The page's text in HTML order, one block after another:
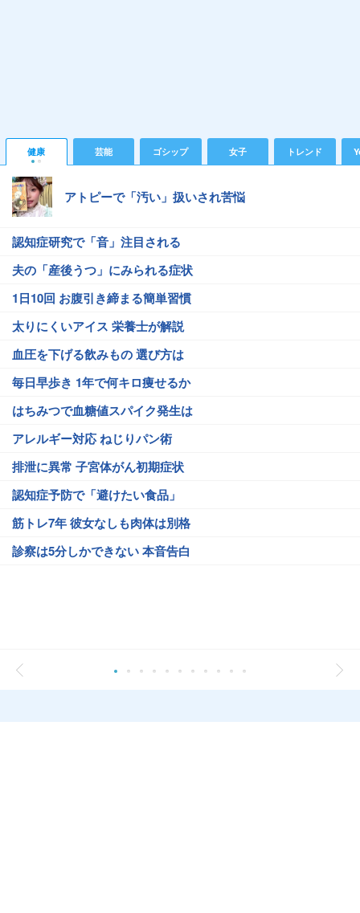
健康 芸能 ゴシップ 女子 トレンド
アトピーで「汚い」扱いされ苦悩
認知症研究で「音」注目される
夫の「産後うつ」にみられる症状
1日10回 お腹引き締まる簡単習慣
太りにくいアイス 栄養士が解説
血圧を下げる飲みもの 選び方は
毎日早歩き 1年で何キロ痩せるか
はちみつで血糖値スパイク発生は
アレルギー対応 ねじりパン術
排泄に異常 子宮体がん初期症状
認知症予防で「避けたい食品」
筋トレ7年 彼女なしも肉体は別格
診察は5分しかできない 本音告白